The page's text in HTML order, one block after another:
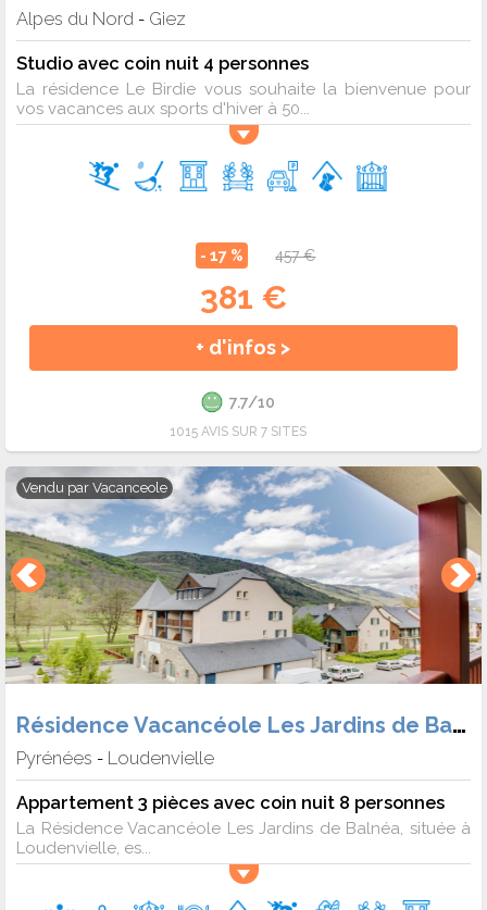
Alpes du Nord - Giez
Studio avec coin nuit 4 personnes
La résidence Le Birdie vous souhaite la bienvenue pour
vos vacances aux sports d'hiver à 50...
- 17 % 457 €
381 €
+ d'infos >
7.7/10
1015 AVIS SUR 7 SITES
Vendu par Vacanceole
Résidence Vacancéole Les Jardins de Balnéa
Pyrénées - Loudenvielle
Appartement 3 pièces avec coin nuit 8 personnes
La Résidence Vacancéole Les Jardins de Balnéa, située à
Loudenvielle, es...